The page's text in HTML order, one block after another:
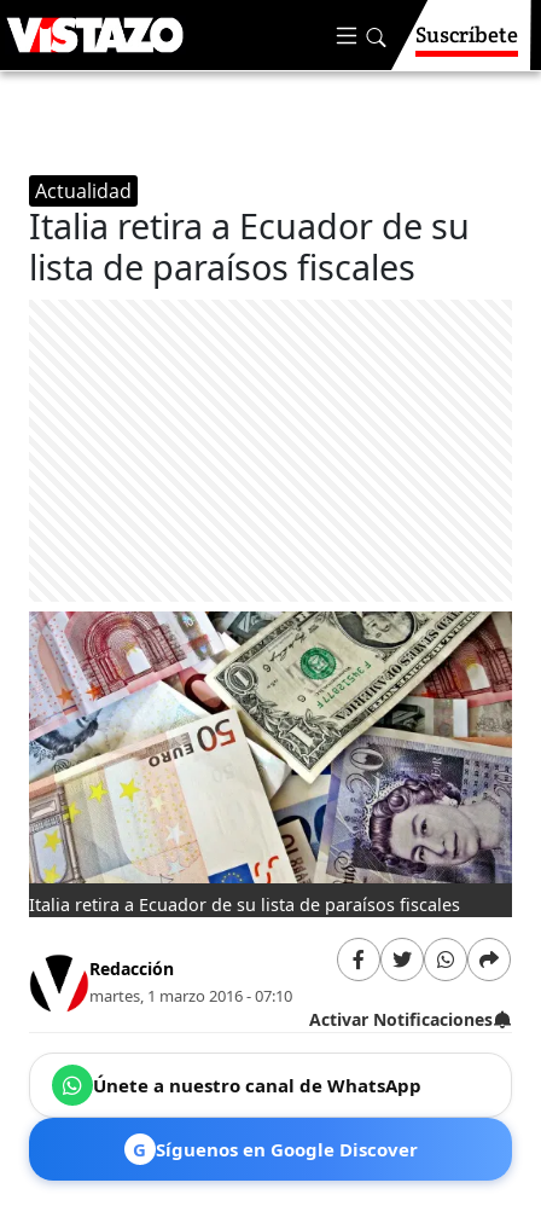
Suscríbete
Actualidad
Italia retira a Ecuador de su
lista de paraísos fiscales
Italia retira a Ecuador de su lista de paraísos fiscales
Redacción
martes, 1 marzo 2016 - 07:10
Activar Notificaciones
Únete a nuestro canal de WhatsApp
G Síguenos en Google Discover